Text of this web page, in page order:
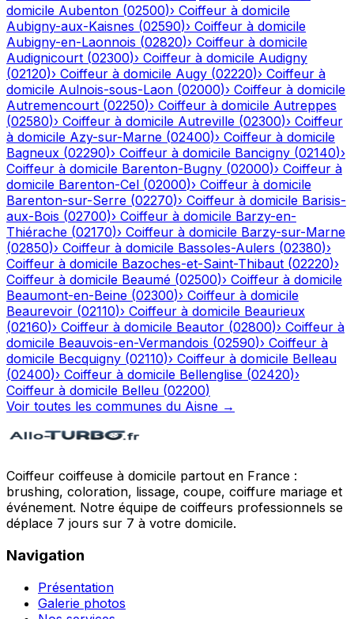
domicile Aubenton (02500)› Coiffeur à domicile
Aubigny-aux-Kaisnes (02590)› Coiffeur à domicile
Aubigny-en-Laonnois (02820)› Coiffeur à domicile
Audignicourt (02300)› Coiffeur à domicile Audigny
(02120)› Coiffeur à domicile Augy (02220)› Coiffeur à
domicile Aulnois-sous-Laon (02000)› Coiffeur à domicile
Autremencourt (02250)› Coiffeur à domicile Autreppes
(02580)› Coiffeur à domicile Autreville (02300)› Coiffeur
à domicile Azy-sur-Marne (02400)› Coiffeur à domicile
Bagneux (02290)› Coiffeur à domicile Bancigny (02140)›
Coiffeur à domicile Barenton-Bugny (02000)› Coiffeur à
domicile Barenton-Cel (02000)› Coiffeur à domicile
Barenton-sur-Serre (02270)› Coiffeur à domicile Barisis-
aux-Bois (02700)› Coiffeur à domicile Barzy-en-
Thiérache (02170)› Coiffeur à domicile Barzy-sur-Marne
(02850)› Coiffeur à domicile Bassoles-Aulers (02380)›
Coiffeur à domicile Bazoches-et-Saint-Thibaut (02220)›
Coiffeur à domicile Beaumé (02500)› Coiffeur à domicile
Beaumont-en-Beine (02300)› Coiffeur à domicile
Beaurevoir (02110)› Coiffeur à domicile Beaurieux
(02160)› Coiffeur à domicile Beautor (02800)› Coiffeur à
domicile Beauvois-en-Vermandois (02590)› Coiffeur à
domicile Becquigny (02110)› Coiffeur à domicile Belleau
(02400)› Coiffeur à domicile Bellenglise (02420)›
Coiffeur à domicile Belleu (02200)
Voir toutes les communes du Aisne →
Coiffeur coiffeuse à domicile partout en France :
brushing, coloration, lissage, coupe, coiffure mariage et
événement. Notre équipe de coiffeurs professionnels se
déplace 7 jours sur 7 à votre domicile.
Navigation
Présentation
Galerie photos